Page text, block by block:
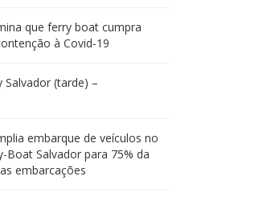
que ferry boat cumpra
à Covid-19
Salvador (tarde) –
embarque de veículos no
Boat Salvador para 75% da
embarcações